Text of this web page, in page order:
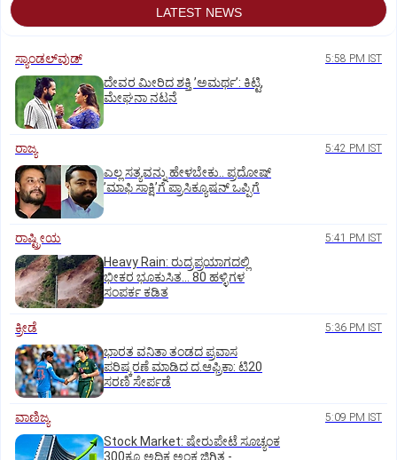
LATEST NEWS
ಸ್ಯಾಂಡಲ್‌ವುಡ್‌ 5:58 PM IST
ದೇವರ ಮೀರಿದ ಶಕ್ತಿ ʼಅಮರ್ಥʼ: ಕಿಟ್ಟಿ,
ಮೇಘನಾ ನಟನೆ
ರಾಜ್ಯ 5:42 PM IST
ಎಲ್ಲ ಸತ್ಯವನ್ನು ಹೇಳಬೇಕು.. ಪ್ರದೋಷ್‌
ʼಮಾಫಿ ಸಾಕ್ಷಿʼಗೆ ಪ್ರಾಸಿಕ್ಯೂಷನ್ ಒಪ್ಪಿಗೆ
ರಾಷ್ಟ್ರೀಯ 5:41 PM IST
Heavy Rain: ರುದ್ರಪ್ರಯಾಗದಲ್ಲಿ
ಭೀಕರ ಭೂಕುಸಿತ... 80 ಹಳ್ಳಿಗಳ
ಸಂಪರ್ಕ ಕಡಿತ
ಕ್ರೀಡೆ 5:36 PM IST
ಭಾರತ ವನಿತಾ ತಂಡದ ಪ್ರವಾಸ
ಪರಿಷ್ಕರಣೆ ಮಾಡಿದ ದ.ಆಫ್ರಿಕಾ: ಟಿ20
ಸರಣಿ ಸೇರ್ಪಡೆ
ವಾಣಿಜ್ಯ 5:09 PM IST
Stock Market: ಷೇರುಪೇಟೆ ಸೂಚ್ಯಂಕ
300ಕ್ಕೂ ಅಧಿಕ ಅಂಕ ಜಿಗಿತ -